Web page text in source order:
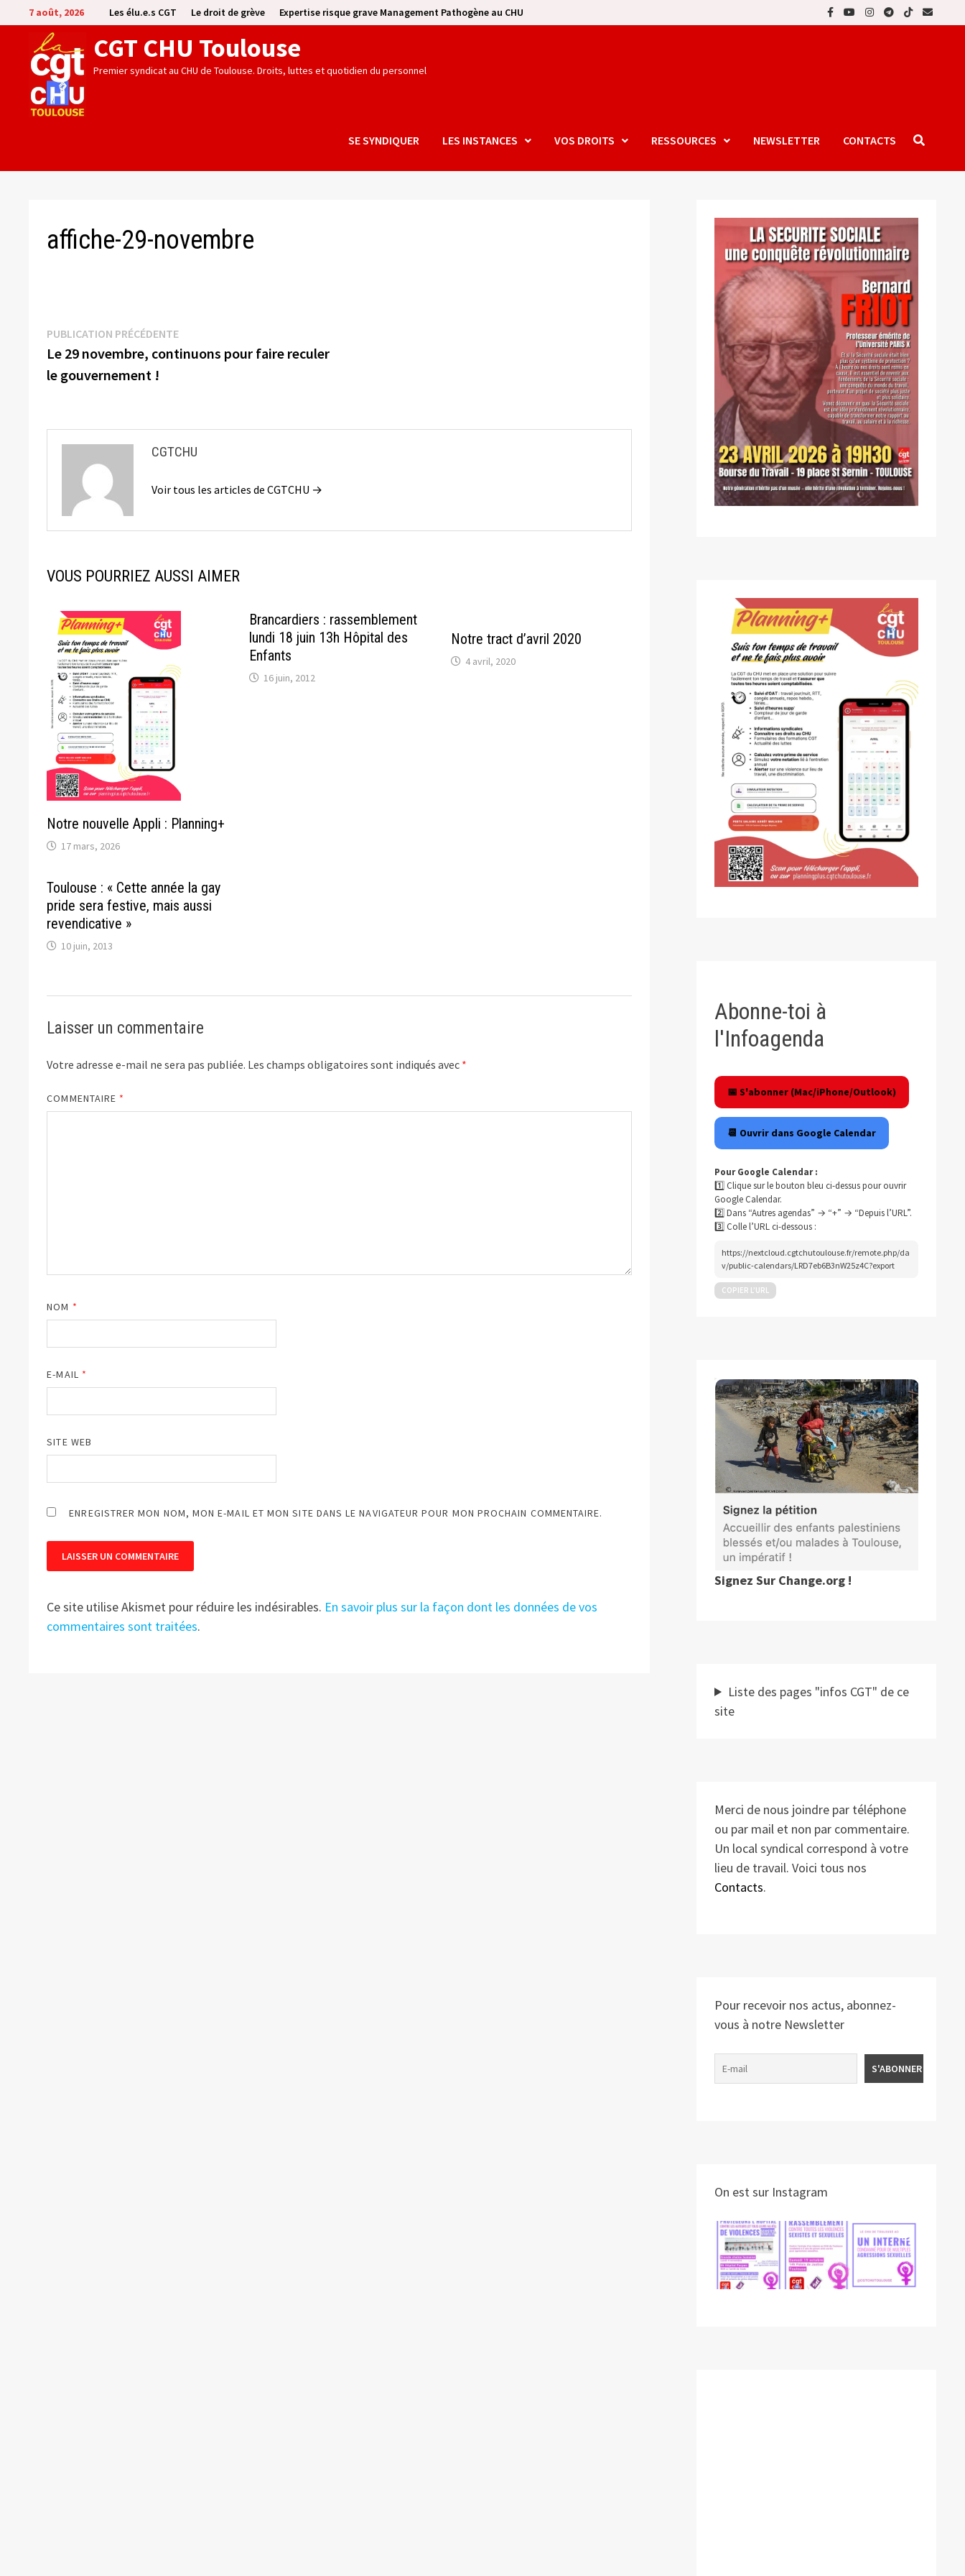
Passer
au
contenu
7 août, 2026 Les élu.e.s CGT Le droit de grève Expertise risque grave Management Pathogène au CHU
CGT CHU Toulouse
Premier syndicat au CHU de Toulouse. Droits, luttes et quotidien du personnel
SE SYNDIQUER LES INSTANCES VOS DROITS RESSOURCES NEWSLETTER CONTACTS
affiche-29-novembre
Navigation
de
l’article
PUBLICATION PRÉCÉDENTEPublication
précédente :
Le 29 novembre, continuons pour faire reculer
le gouvernement !
CGTCHU
Voir tous les articles de CGTCHU →
VOUS POURRIEZ AUSSI AIMER
Notre nouvelle Appli : Planning+
17 mars, 2026
Brancardiers : rassemblement
lundi 18 juin 13h Hôpital des
Enfants
16 juin, 2012
Notre tract d’avril 2020
4 avril, 2020
Toulouse : « Cette année la gay
pride sera festive, mais aussi
revendicative »
10 juin, 2013
Laisser un commentaire
Votre adresse e-mail ne sera pas publiée. Les champs obligatoires sont indiqués avec *
COMMENTAIRE *
NOM *
E-MAIL *
SITE WEB
ENREGISTRER MON NOM, MON E-MAIL ET MON SITE DANS LE NAVIGATEUR POUR MON PROCHAIN COMMENTAIRE.
Ce site utilise Akismet pour réduire les indésirables. En savoir plus sur la façon dont les données de vos
commentaires sont traitées.
Abonne-toi à
l'Infoagenda
📅 S'abonner (Mac/iPhone/Outlook)
📆 Ouvrir dans Google Calendar
Pour Google Calendar :
1️⃣ Clique sur le bouton bleu ci-dessus pour ouvrir
Google Calendar.
2️⃣ Dans “Autres agendas” → “+” → “Depuis l’URL”.
3️⃣ Colle l’URL ci-dessous :
https://nextcloud.cgtchutoulouse.fr/remote.php/da
v/public-calendars/LRD7eb6B3nW25z4C?export
COPIER L’URL
Signez Sur Change.org !
Liste des pages "infos CGT" de ce
site
Merci de nous joindre par téléphone
ou par mail et non par commentaire.
Un local syndical correspond à votre
lieu de travail. Voici tous nos
Contacts.
Pour recevoir nos actus, abonnez-
vous à notre Newsletter
On est sur Instagram